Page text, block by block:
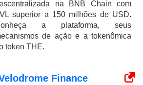
na BNB Chain com
superior a 150 milhões de USD.
a plataforma, seus
de ação e a tokenômica
token THE.
Finance